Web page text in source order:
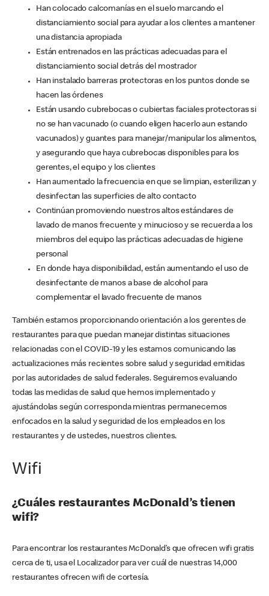
Han colocado calcomanías en el suelo marcando el
distanciamiento social para ayudar a los clientes a mantener
una distancia apropiada
Están entrenados en las prácticas adecuadas para el
distanciamiento social detrás del mostrador
Han instalado barreras protectoras en los puntos donde se
hacen las órdenes
Están usando cubrebocas o cubiertas faciales protectoras si
no se han vacunado (o cuando eligen hacerlo aun estando
vacunados) y guantes para manejar/manipular los alimentos,
y asegurando que haya cubrebocas disponibles para los
gerentes, el equipo y los clientes
Han aumentado la frecuencia en que se limpian, esterilizan y
desinfectan las superficies de alto contacto
Continúan promoviendo nuestros altos estándares de
lavado de manos frecuente y minucioso y se recuerda a los
miembros del equipo las prácticas adecuadas de higiene
personal
En donde haya disponibilidad, están aumentando el uso de
desinfectante de manos a base de alcohol para
complementar el lavado frecuente de manos
También estamos proporcionando orientación a los gerentes de
restaurantes para que puedan manejar distintas situaciones
relacionadas con el COVID-19 y les estamos comunicando las
actualizaciones más recientes sobre salud y seguridad emitidas
por las autoridades de salud federales. Seguiremos evaluando
todas las medidas de salud que hemos implementado y
ajustándolas según corresponda mientras permanecemos
enfocados en la salud y seguridad de los empleados en los
restaurantes y de ustedes, nuestros clientes.
Wifi
¿Cuáles restaurantes McDonald’s tienen
wifi?
Para encontrar los restaurantes McDonald’s que ofrecen wifi gratis
cerca de ti, usa el Localizador para ver cuál de nuestras 14,000
restaurantes ofrecen wifi de cortesía.